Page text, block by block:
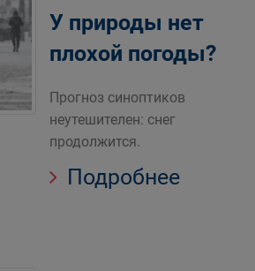
У природы нет
плохой погоды?
Прогноз синоптиков
неутешителен: снег
продолжится.
Подробнее